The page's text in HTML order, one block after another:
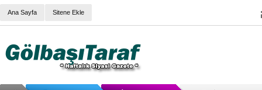
Ana Sayfa Sitene Ekle